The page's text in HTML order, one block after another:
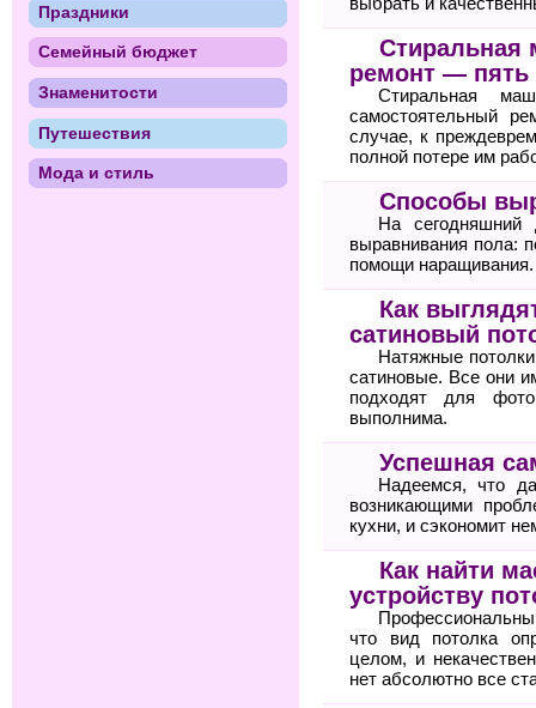
Стиральная
ремонт — пять
Стиральная
самостоятельный
случае, к
полной потере им
Способы
На сегодняшний
выравнивания пола:
помощи наращивания.
Как
сатиновый
Натяжные
сатиновые. Все они
подходят для
выполнима.
Успешная
Надеемся, что
возникающими
кухни, и сэкономит
Как найти
устройству
что вид потолка
целом, и
нет абсолютно все
Праздники
Семейный бюджет
Знаменитости
Путешествия
Мода и стиль